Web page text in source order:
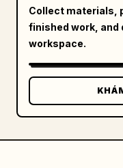
Collect materials,
finished work, and
workspace.